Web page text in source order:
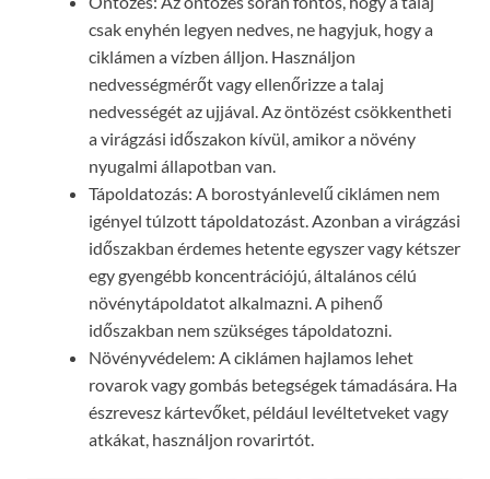
csak enyhén legyen nedves, ne hagyjuk, hogy a
ciklámen a vízben álljon. Használjon
nedvességmérőt vagy ellenőrizze a talaj
nedvességét az ujjával. Az öntözést csökkentheti
a virágzási időszakon kívül, amikor a növény
nyugalmi állapotban van.
Tápoldatozás: A borostyánlevelű ciklámen nem
igényel túlzott tápoldatozást. Azonban a virágzási
időszakban érdemes hetente egyszer vagy kétszer
egy gyengébb koncentrációjú, általános célú
növénytápoldatot alkalmazni. A pihenő
időszakban nem szükséges tápoldatozni.
Növényvédelem: A ciklámen hajlamos lehet
rovarok vagy gombás betegségek támadására. Ha
észrevesz kártevőket, például levéltetveket vagy
atkákat, használjon rovarirtót.